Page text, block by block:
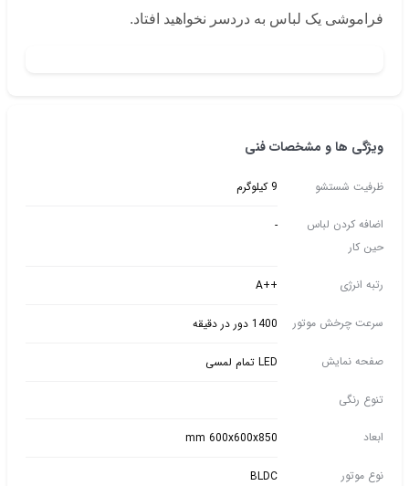
فراموشی یک لباس به دردسر نخواهید افتاد.
ویژگی ها و مشخصات فنی
ظرفیت شستشو 9 کیلوگرم
اضافه کردن لباس
حین کار
-
رتبه انرژی ++A
سرعت چرخش موتور 1400 دور در دقیقه
صفحه نمایش LED تمام لمسی
تنوع رنگی
ابعاد mm 600x600x850
نوع موتور BLDC